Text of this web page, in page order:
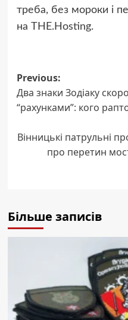
треба, без мороки і
на THE.Hosting.
Post
navigation
Previous:
Два знаки Зодіаку
“рахунками”: кого
Вінницькі патрульні
про перетин
Більше записів